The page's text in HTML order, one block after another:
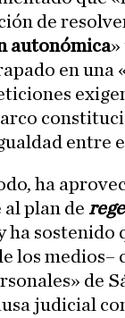
de
autonómica»
en una
entre
ha
plan de
ha sostenido
los medios–
de
judicial